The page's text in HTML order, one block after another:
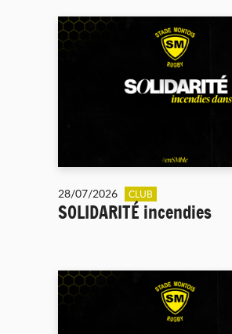
28/07/2026 CLUB
SOLIDARITÉ incendies